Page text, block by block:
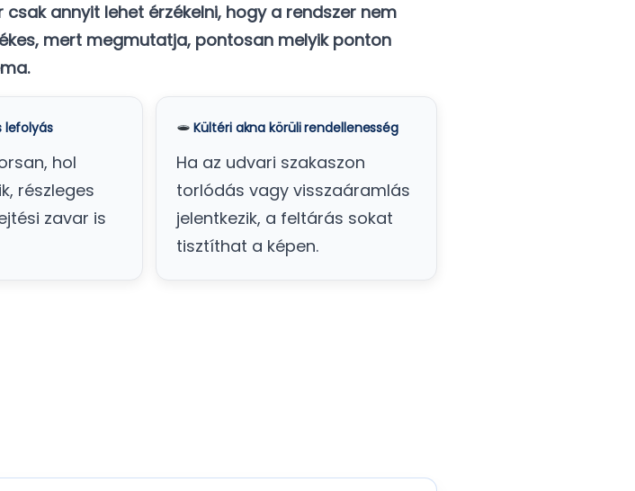
annyit lehet érzékelni, hogy a rendszer nem
mert megmutatja, pontosan melyik ponton
lefolyás
hol
részleges
zavar is
Kültéri akna körüli rendellenesség
Ha az udvari szakaszon
torlódás vagy visszaáramlás
jelentkezik, a feltárás sokat
tisztíthat a képen.